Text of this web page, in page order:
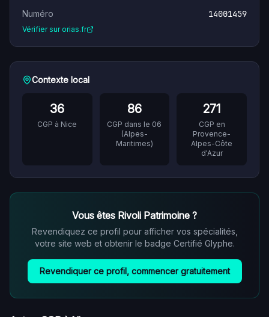
Numéro
14001459
Vérifier sur orias.fr
Contexte local
36
CGP à Nice
86
CGP dans le 06
(Alpes-
Maritimes)
271
CGP en
Provence-
Alpes-Côte
d'Azur
Vous êtes Rivoli Patrimoine ?
Revendiquez ce profil pour afficher vos spécialités,
votre site web et obtenir le badge Certifié Glyphe.
Revendiquer ce profil, commencer gratuitement